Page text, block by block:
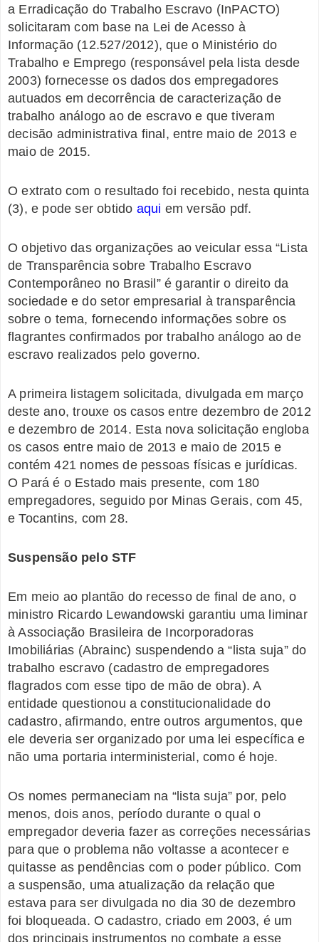
a Erradicação do Trabalho Escravo (InPACTO)
solicitaram com base na Lei de Acesso à
Informação (12.527/2012), que o Ministério do
Trabalho e Emprego (responsável pela lista desde
2003) fornecesse os dados dos empregadores
autuados em decorrência de caracterização de
trabalho análogo ao de escravo e que tiveram
decisão administrativa final, entre maio de 2013 e
maio de 2015.
O extrato com o resultado foi recebido, nesta quinta
(3), e pode ser obtido aqui em versão pdf.
O objetivo das organizações ao veicular essa “Lista
de Transparência sobre Trabalho Escravo
Contemporâneo no Brasil” é garantir o direito da
sociedade e do setor empresarial à transparência
sobre o tema, fornecendo informações sobre os
flagrantes confirmados por trabalho análogo ao de
escravo realizados pelo governo.
A primeira listagem solicitada, divulgada em março
deste ano, trouxe os casos entre dezembro de 2012
e dezembro de 2014. Esta nova solicitação engloba
os casos entre maio de 2013 e maio de 2015 e
contém 421 nomes de pessoas físicas e jurídicas.
O Pará é o Estado mais presente, com 180
empregadores, seguido por Minas Gerais, com 45,
e Tocantins, com 28.
Suspensão pelo STF
Em meio ao plantão do recesso de final de ano, o
ministro Ricardo Lewandowski garantiu uma liminar
à Associação Brasileira de Incorporadoras
Imobiliárias (Abrainc) suspendendo a “lista suja” do
trabalho escravo (cadastro de empregadores
flagrados com esse tipo de mão de obra). A
entidade questionou a constitucionalidade do
cadastro, afirmando, entre outros argumentos, que
ele deveria ser organizado por uma lei específica e
não uma portaria interministerial, como é hoje.
Os nomes permaneciam na “lista suja” por, pelo
menos, dois anos, período durante o qual o
empregador deveria fazer as correções necessárias
para que o problema não voltasse a acontecer e
quitasse as pendências com o poder público. Com
a suspensão, uma atualização da relação que
estava para ser divulgada no dia 30 de dezembro
foi bloqueada. O cadastro, criado em 2003, é um
dos principais instrumentos no combate a esse